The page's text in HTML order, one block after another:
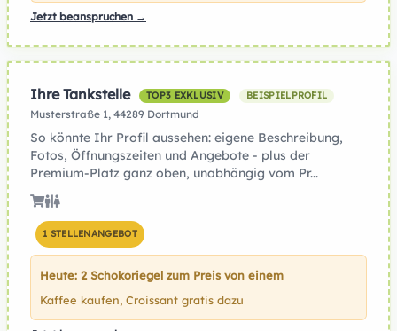
Jetzt beanspruchen →
Ihre Tankstelle TOP3 EXKLUSIV BEISPIELPROFIL
Musterstraße 1, 44289 Dortmund
So könnte Ihr Profil aussehen: eigene Beschreibung,
Fotos, Öffnungszeiten und Angebote - plus der
Premium-Platz ganz oben, unabhängig vom Pr...
1 STELLENANGEBOT
Heute: 2 Schokoriegel zum Preis von einem
Kaffee kaufen, Croissant gratis dazu